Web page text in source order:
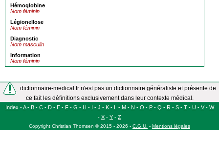
Hémoglobine
Nom féminin
Légionellose
Nom féminin
Diagnostic
Nom masculin
Information
Nom féminin
dictionnaire-medical.fr n'est pas un dictionnaire généraliste et présente de
ce fait les définitions exclusivement dans leur contexte médical.
Index -A- B- C- D- E- F- G - H - I - J - K- L - M- N - O - P- Q - R- S- T- U- V- W
- X - Y - Z
Copyright Christian Thomsen ©2015 - 2026 - C.G.U. - Mentions légales